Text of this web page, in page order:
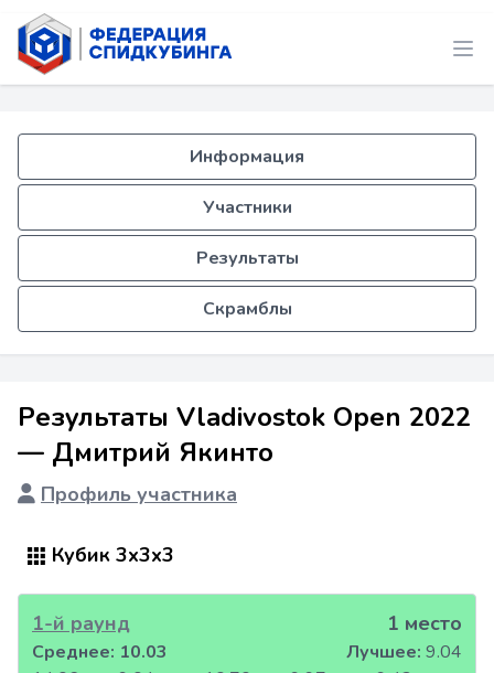
Информация
Участники
Результаты
Скрамблы
Результаты Vladivostok Open 2022
— Дмитрий Якинто
Профиль участника
Кубик 3x3x3
1-й раунд 1 место
Среднее: 10.03 Лучшее: 9.04